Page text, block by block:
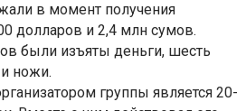
в момент получения
долларов и 2,4 млн сумов.
были изъяты деньги, шесть
ножи.
группы является 20-